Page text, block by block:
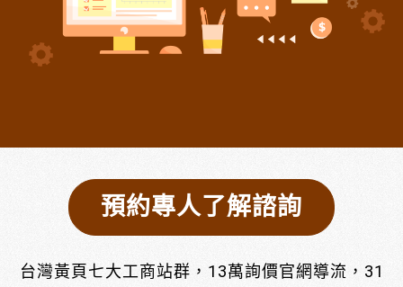
預約專人了解諮詢
台灣黃頁七大工商站群，13萬詢價官網導流，31